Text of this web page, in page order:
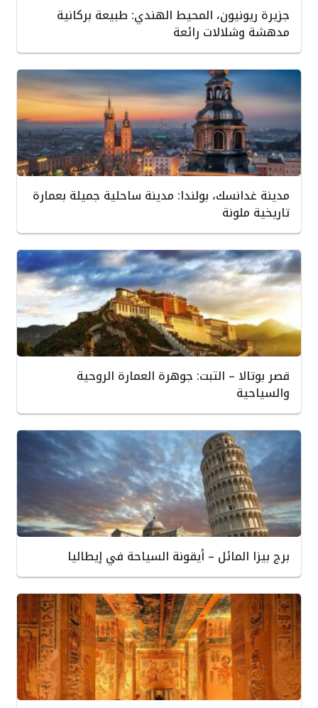
جزيرة ريونيون، المحيط الهندي: طبيعة بركانية
مدهشة وشلالات رائعة
مدينة غدانسك، بولندا: مدينة ساحلية جميلة بعمارة
تاريخية ملونة
قصر بوتالا – التبت: جوهرة العمارة الروحية
والسياحية
برج بيزا المائل – أيقونة السياحة في إيطاليا